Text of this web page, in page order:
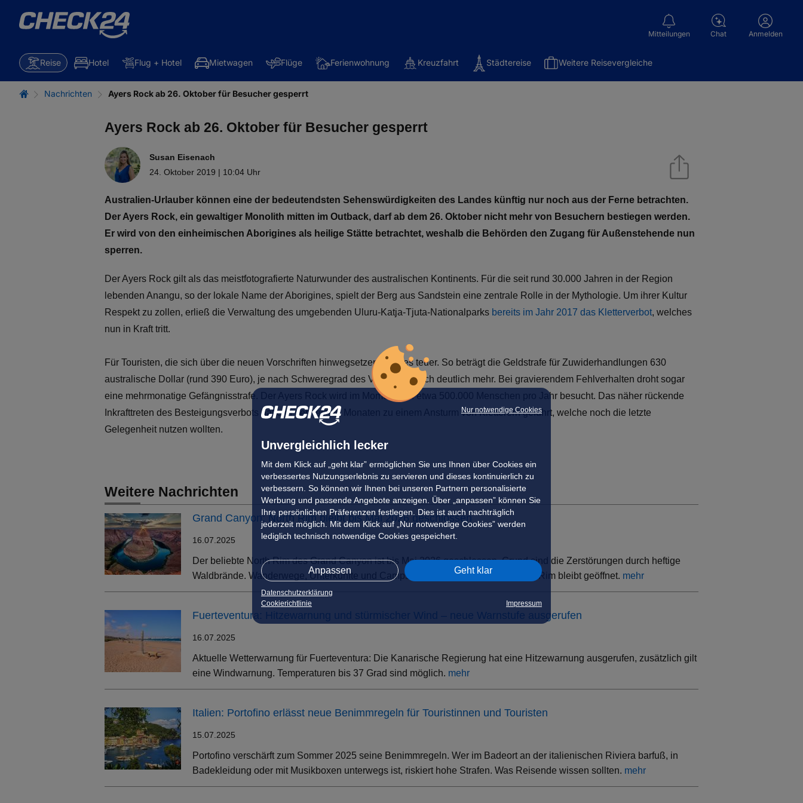
Nur notwendige Cookies
Unvergleichlich lecker
Mit dem Klick auf „geht klar” ermöglichen Sie uns Ihnen über Cookies ein
verbessertes Nutzungserlebnis zu servieren und dieses kontinuierlich zu
verbessern. So können wir Ihnen bei unseren Partnern personalisierte
Werbung und passende Angebote anzeigen. Über „anpassen” können Sie
Ihre persönlichen Präferenzen festlegen. Dies ist auch nachträglich
jederzeit möglich. Mit dem Klick auf „Nur notwendige Cookies” werden
lediglich technisch notwendige Cookies gespeichert.
Anpassen Geht klar
Datenschutzerklärung
Cookierichtlinie
Impressum
Mitteilungen Chat Anmelden
Reise Hotel Flug + Hotel Mietwagen Flüge Ferienwohnung Kreuzfahrt Städtereise Weitere Reisevergleiche
Nachrichten Ayers Rock ab 26. Oktober für Besucher gesperrt
Ayers Rock ab 26. Oktober für Besucher gesperrt
Susan Eisenach
24. Oktober 2019 | 10:04 Uhr
Australien-Urlauber können eine der bedeutendsten Sehenswürdigkeiten des Landes künftig nur noch aus der Ferne betrachten.
Der Ayers Rock, ein gewaltiger Monolith mitten im Outback, darf ab dem 26. Oktober nicht mehr von Besuchern bestiegen werden.
Er wird von den einheimischen Aborigines als heilige Stätte betrachtet, weshalb die Behörden den Zugang für Außenstehende nun
sperren.
Der Ayers Rock gilt als das meistfotografierte Naturwunder des australischen Kontinents. Für die seit rund 30.000 Jahren in der Region
lebenden Anangu, so der lokale Name der Aborigines, spielt der Berg aus Sandstein eine zentrale Rolle in der Mythologie. Um ihrer Kultur
Respekt zu zollen, erließ die Verwaltung des umgebenden Uluru-Katja-Tjuta-Nationalparks bereits im Jahr 2017 das Kletterverbot, welches
nun in Kraft tritt.
Für Touristen, die sich über die neuen Vorschriften hinwegsetzen, wird es teuer. So beträgt die Geldstrafe für Zuwiderhandlungen 630
australische Dollar (rund 390 Euro), je nach Schweregrad des Verstoßes auch deutlich mehr. Bei gravierendem Fehlverhalten droht sogar
eine mehrmonatige Gefängnisstrafe. Der Ayers Rock wird im Moment von etwa 500.000 Menschen pro Jahr besucht. Das näher rückende
Inkrafttreten des Besteigungsverbots hatte in den letzten Monaten zu einem Ansturm von Kletterern geführt, welche noch die letzte
Gelegenheit nutzen wollten.
Weitere Nachrichten
Grand Canyon: North Rim bleibt bis Mai 2026 geschlossen
16.07.2025
Der beliebte North Rim des Grand Canyon ist bis Mai 2026 geschlossen. Grund sind die Zerstörungen durch heftige
Waldbrände. Wanderwege, Unterkünfte und Campsites sind betroffen – der South Rim bleibt geöffnet. mehr
Fuerteventura: Hitzewarnung und stürmischer Wind – neue Warnstufe ausgerufen
16.07.2025
Aktuelle Wetterwarnung für Fuerteventura: Die Kanarische Regierung hat eine Hitzewarnung ausgerufen, zusätzlich gilt
eine Windwarnung. Temperaturen bis 37 Grad sind möglich. mehr
Italien: Portofino erlässt neue Benimmregeln für Touristinnen und Touristen
15.07.2025
Portofino verschärft zum Sommer 2025 seine Benimmregeln. Wer im Badeort an der italienischen Riviera barfuß, in
Badekleidung oder mit Musikboxen unterwegs ist, riskiert hohe Strafen. Was Reisende wissen sollten. mehr